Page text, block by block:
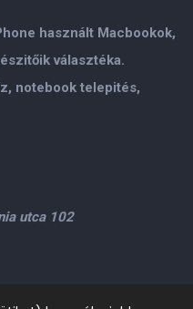
használt Macbookok,
választéka.
notebook telepités,
utca 102
1134.Bp. Váci út 9-15